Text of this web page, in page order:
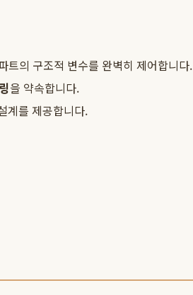
트의 구조적 변수를 완벽히 제어합니다.
을 약속합니다.
계를 제공합니다.